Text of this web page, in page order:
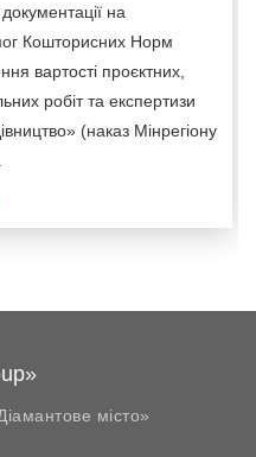
на
Кошторисних Норм
вартості проєктних,
робіт та експертизи
(наказ Мінрегіону
місто»